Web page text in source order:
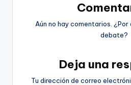
Aún no hay comentarios. ¿Por
debate?
Deja una
Tu dirección de correo